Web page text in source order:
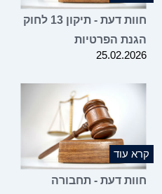
חוות דעת - תיקון 13 לחוק
הגנת הפרטיות
25.02.2026
קרא עוד
חוות דעת - תחבורה